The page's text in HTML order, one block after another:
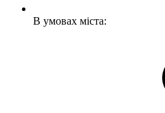
В умовах міста: